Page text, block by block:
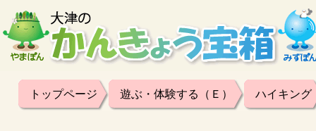
トップページ 遊ぶ・体験する（Ｅ） ハイキング